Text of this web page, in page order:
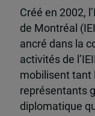
Créé en 2002,
de Montréal
ancré dans la
activités de
mobilisent tant
représentants
diplomatique